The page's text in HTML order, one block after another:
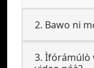
2. Bawo ni
3. Ìfórámúlò